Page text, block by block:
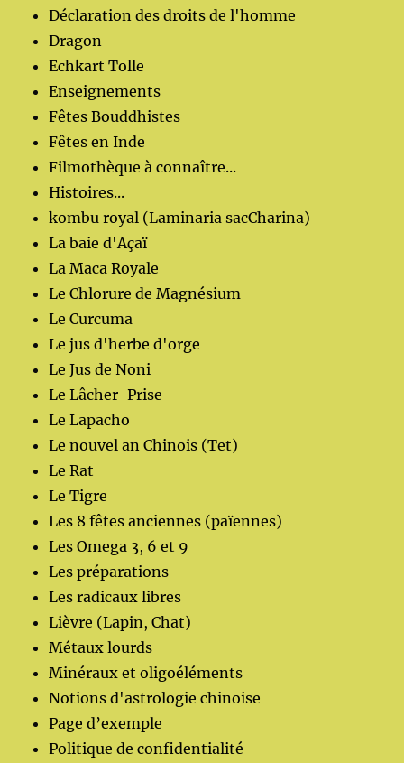
Déclaration des droits de l'homme
Dragon
Echkart Tolle
Enseignements
Fêtes Bouddhistes
Fêtes en Inde
Filmothèque à connaître...
Histoires...
kombu royal (Laminaria sacCharina)
La baie d'Açaï
La Maca Royale
Le Chlorure de Magnésium
Le Curcuma
Le jus d'herbe d'orge
Le Jus de Noni
Le Lâcher-Prise
Le Lapacho
Le nouvel an Chinois (Tet)
Le Rat
Le Tigre
Les 8 fêtes anciennes (païennes)
Les Omega 3, 6 et 9
Les préparations
Les radicaux libres
Lièvre (Lapin, Chat)
Métaux lourds
Minéraux et oligoéléments
Notions d'astrologie chinoise
Page d’exemple
Politique de confidentialité